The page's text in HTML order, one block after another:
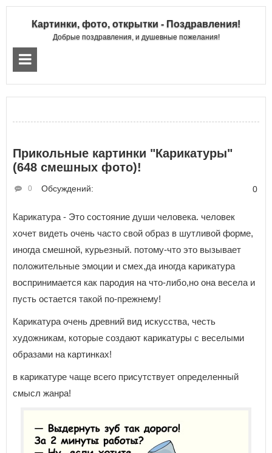
Картинки, фото, открытки - Поздравления!
Добрые поздравления, и душевные пожелания!
Прикольные картинки "Карикатуры"
(648 смешных фото)!
Обсуждений:
0 0
Карикатура - Это состояние души человека. человек
хочет видеть очень часто свой образ в шутливой форме,
иногда смешной, курьезный. потому-что это вызывает
положительные эмоции и смех,да иногда карикатура
воспринимается как пародия на что-либо,но она весела и
пусть остается такой по-прежнему!
Карикатура очень древний вид искусства, честь
художникам, которые создают карикатуры с веселыми
образами на картинках!
в карикатуре чаще всего присутствует определенный
смысл жанра!